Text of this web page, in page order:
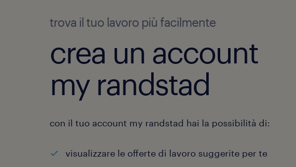
trova il tuo lavoro più facilmente
crea un account
my randstad
con il tuo account my randstad hai la possibilità di:
visualizzare le offerte di lavoro suggerite per te